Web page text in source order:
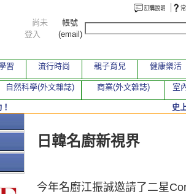
本期文章
日韓名廚新視界
今年名廚江振誠邀請了二星
尚未
登入
帳號
(email)
習 流行時尚 親子育兒 健康樂活
自然科學(外文雜誌) 商業(外文雜誌) 室
史